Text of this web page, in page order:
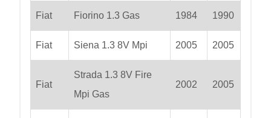
Fiat Fiorino 1.3 Gas 1984 1990
Fiat Siena 1.3 8V Mpi 2005 2005
Fiat
Strada 1.3 8V Fire
Mpi Gas
2002 2005